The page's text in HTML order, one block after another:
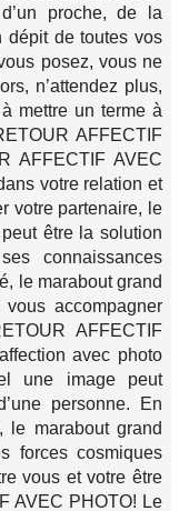
proche, de la
dépit de toutes vos
posez, vous ne
n’attendez plus,
mettre un terme à
AFFECTIF
AFFECTIF AVEC
votre relation et
votre partenaire, le
être la solution
connaissances
le marabout grand
accompagner
AFFECTIF
avec photo
une image peut
personne. En
le marabout grand
forces cosmiques
vous et votre être
AVEC PHOTO! Le